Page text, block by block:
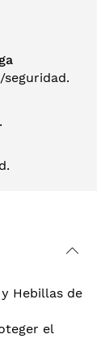
Hebillas de
el